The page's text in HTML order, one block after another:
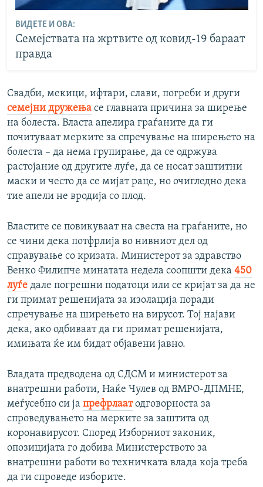
ВИДЕТЕ И ОВА:
Семејствата на жртвите од ковид-19 бараат
правда
Свадби, мекици, ифтари, слави, погреби и други
семејни дружења се главната причина за ширење
на болеста. Власта апелира граѓаните да ги
почитуваат мерките за спречување на ширењето на
болеста – да нема групирање, да се одржува
растојание од другите луѓе, да се носат заштитни
маски и често да се мијат раце, но очигледно дека
тие апели не вродија со плод.
Властите се повикуваат на свеста на граѓаните, но
се чини дека потфрлија во нивниот дел од
справување со кризата. Министерот за здравство
Венко Филипче минатата недела соопшти дека 450
луѓе дале погрешни податоци или се кријат за да не
ги примат решенијата за изолација поради
спречување на ширењето на вирусот. Тој најави
дека, ако одбиваат да ги примат решенијата,
имињата ќе им бидат објавени јавно.
Владата предводена од СДСМ и министерот за
внатрешни работи, Наќе Чулев од ВМРО-ДПМНЕ,
меѓусебно си ја префрлаатодговорноста за
спроведувањето на мерките за заштита од
коронавирусот. Според Изборниот законик,
опозицијата го добива Министерството за
внатрешни работи во техничката влада која треба
да ги спроведе изборите.